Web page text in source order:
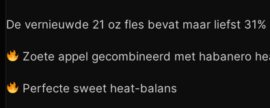
De vernieuwde 21 oz fles bevat maar liefst
Zoete appel gecombineerd met habanero
Perfecte sweet heat-balans